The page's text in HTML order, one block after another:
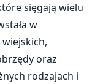
sięgają wielu
w
oraz
rodzajach i